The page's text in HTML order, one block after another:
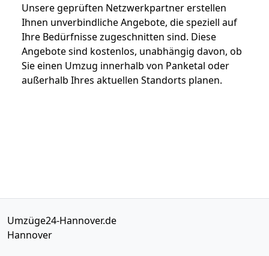
Unsere geprüften Netzwerkpartner erstellen
Ihnen unverbindliche Angebote, die speziell auf
Ihre Bedürfnisse zugeschnitten sind. Diese
Angebote sind kostenlos, unabhängig davon, ob
Sie einen Umzug innerhalb von Panketal oder
außerhalb Ihres aktuellen Standorts planen.
Umzüge24-Hannover.de
Hannover